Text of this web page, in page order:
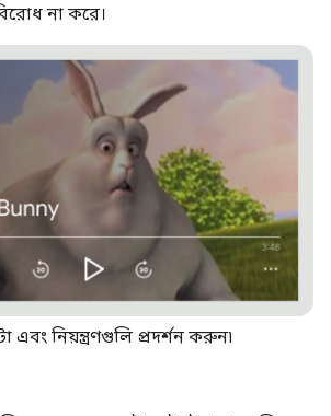
না করে।
এবং নিয়ন্ত্রণগুলি প্রদর্শন করুন৷